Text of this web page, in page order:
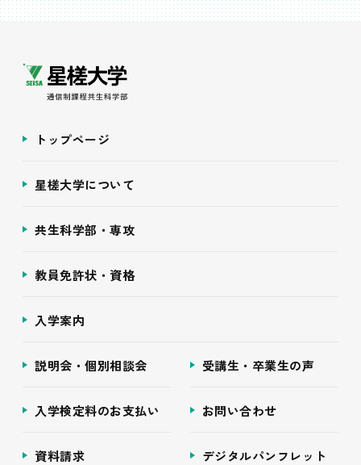
トップページ
星槎大学について
共生科学部・専攻
教員免許状・資格
入学案内
説明会・個別相談会 受講生・卒業生の声
入学検定料のお支払い お問い合わせ
資料請求 デジタルパンフレット